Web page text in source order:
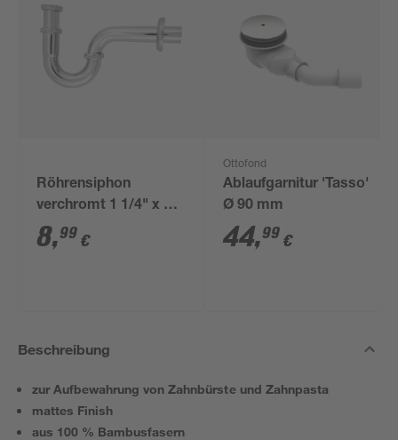
Röhrensiphon
verchromt 1 1/4" x 32
mm
8,99 €
Ottofond
Ablaufgarnitur 'Tasso'
Ø 90 mm
44,99 €
Beschreibung
zur Aufbewahrung von Zahnbürste und Zahnpasta
mattes Finish
aus 100 % Bambusfasern